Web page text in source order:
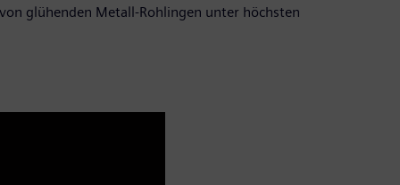
glühenden Metall-Rohlingen unter höchsten